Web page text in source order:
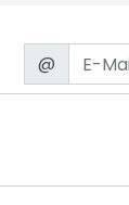
Email
@